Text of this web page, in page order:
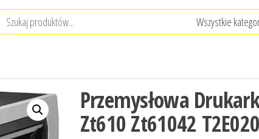
Przemysłowa
Zt610 Zt61042